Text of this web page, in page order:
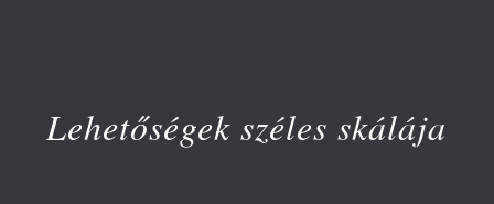
Lehetőségek széles skálája